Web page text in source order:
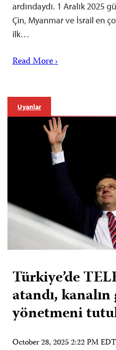
ardındaydı. 1 Aralık 2025
Çin, Myanmar ve İsrail en
ilk…
Read More ›
Uyarılar
Türkiye’de
atandı,
yönetmeni
October 28, 2025 2:22 PM EDT